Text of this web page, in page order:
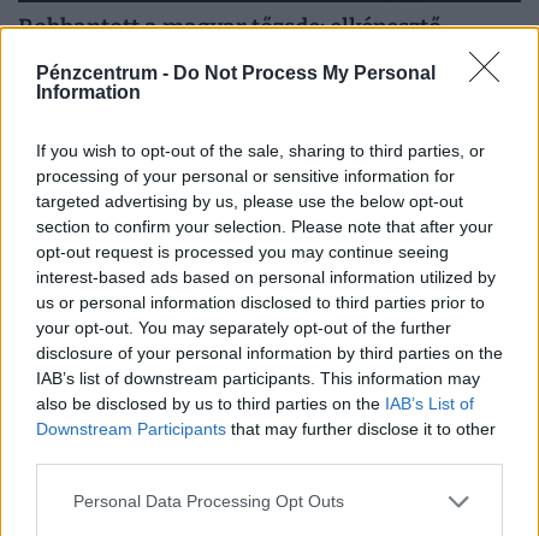
Pénzcentrum - Do Not Process My Personal
Information
If you wish to opt-out of the sale, sharing to third parties, or
processing of your personal or sensitive information for
targeted advertising by us, please use the below opt-out
section to confirm your selection. Please note that after your
opt-out request is processed you may continue seeing
interest-based ads based on personal information utilized by
us or personal information disclosed to third parties prior to
your opt-out. You may separately opt-out of the further
disclosure of your personal information by third parties on the
IAB’s list of downstream participants. This information may
also be disclosed by us to third parties on the IAB’s List of
Downstream Participants that may further disclose it to other
Personal Data Processing Opt Outs
Robbantott a magyar tőzsde: elképesztő
magasságokba lőttek ki a hazai részvények
pénteken
2069,35 pontos, 1,41 százalékos emelkedéssel 148
632,55 ponton zárt pénteken.
Tovább ketyeg az időzített bomba a Duna